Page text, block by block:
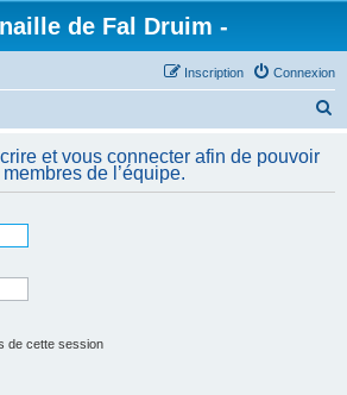
de Fal Druim -
Connexion
Inscription
h
et vous connecter afin de pouvoir
de l’équipe.
de cette session